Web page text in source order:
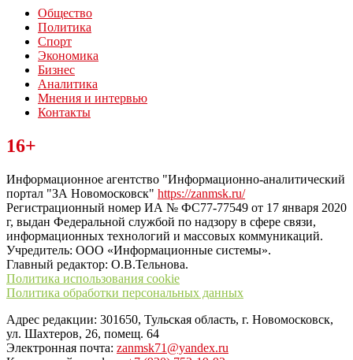
Общество
Политика
Спорт
Экономика
Бизнес
Аналитика
Мнения и интервью
Контакты
Читайте последние новости дня в Тульской области на сайте
“ЗаНовомосковск”
16+
Информационное агентство "Информационно-аналитический
портал "ЗА Новомосковск" https://zanmsk.ru/
Регистрационный номер ИА № ФС77-77549 от 17 января 2020
г, выдан Федеральной службой по надзору в сфере связи,
информационных технологий и массовых коммуникаций.
Учредитель: ООО «Информационные системы».
Главный редактор: О.В.Тельнова.
Политика использования cookie
Политика обработки персональных данных
Адрес редакции: 301650, Тульская область, г. Новомосковск,
ул. Шахтеров, 26, помещ. 64
Электронная почта: zanmsk71@yandex.ru